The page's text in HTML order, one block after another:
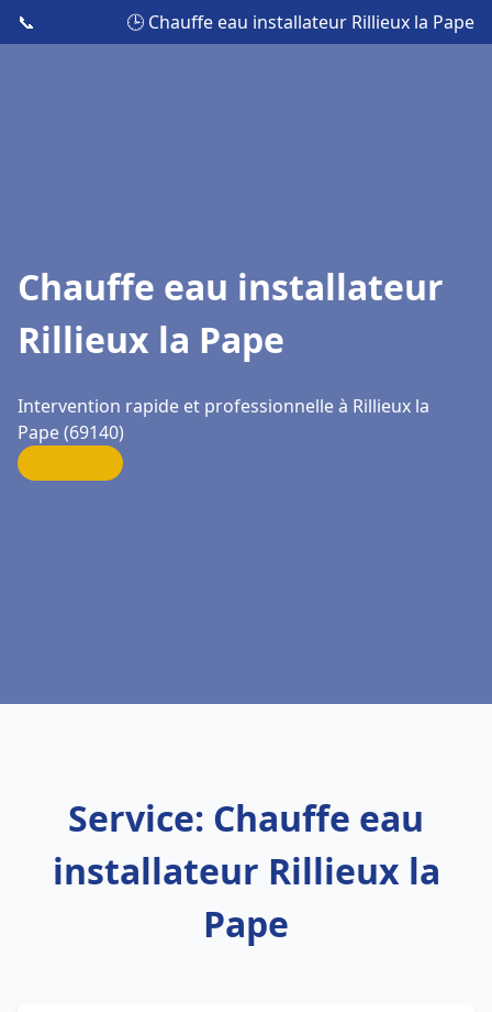
📞 🕒 Chauffe eau installateur Rillieux la Pape
Chauffe eau installateur
Rillieux la Pape
Intervention rapide et professionnelle à Rillieux la
Pape (69140)
Service: Chauffe eau
installateur Rillieux la
Pape